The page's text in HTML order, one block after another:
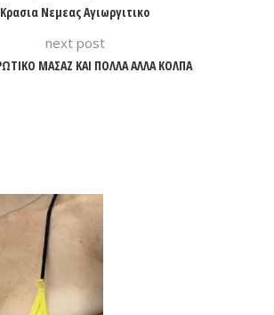
Κρασια Νεμεας Αγιωργιτικο
next post
ΜΑΣΑΖ ΚΑΙ ΠΟΛΛΑ ΑΛΛΑ ΚΟΛΠΑ